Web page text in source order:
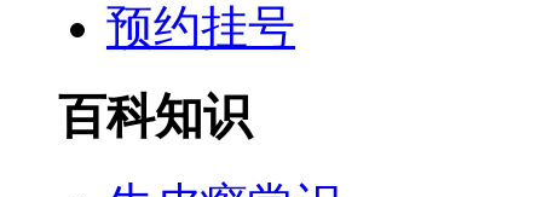
预约挂号
百科知识